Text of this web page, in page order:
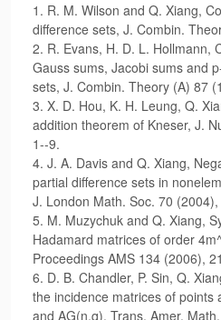
1. R. M. Wilson and Q. Xiang,
difference sets, J. Combin.
2. R. Evans, H. D. L. Hollmann,
Gauss sums, Jacobi sums and
sets, J. Combin. Theory (A) 87
3. X. D. Hou, K. H. Leung, Q.
addition theorem of Kneser, J.
1--9.
4. J. A. Davis and Q. Xiang,
partial difference sets in
J. London Math. Soc. 70
5. M. Muzychuk and Q. Xiang,
Hadamard matrices of order
Proceedings AMS 134 (2006),
6. D. B. Chandler, P. Sin, Q.
the incidence matrices of points
and AG(n,q), Trans. Amer.